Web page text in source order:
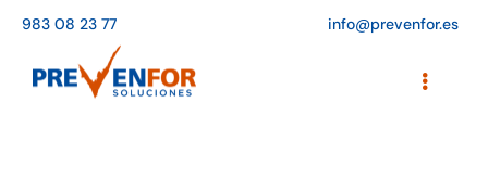
contenido
983 08 23 77 info@prevenfor.es
Toggle